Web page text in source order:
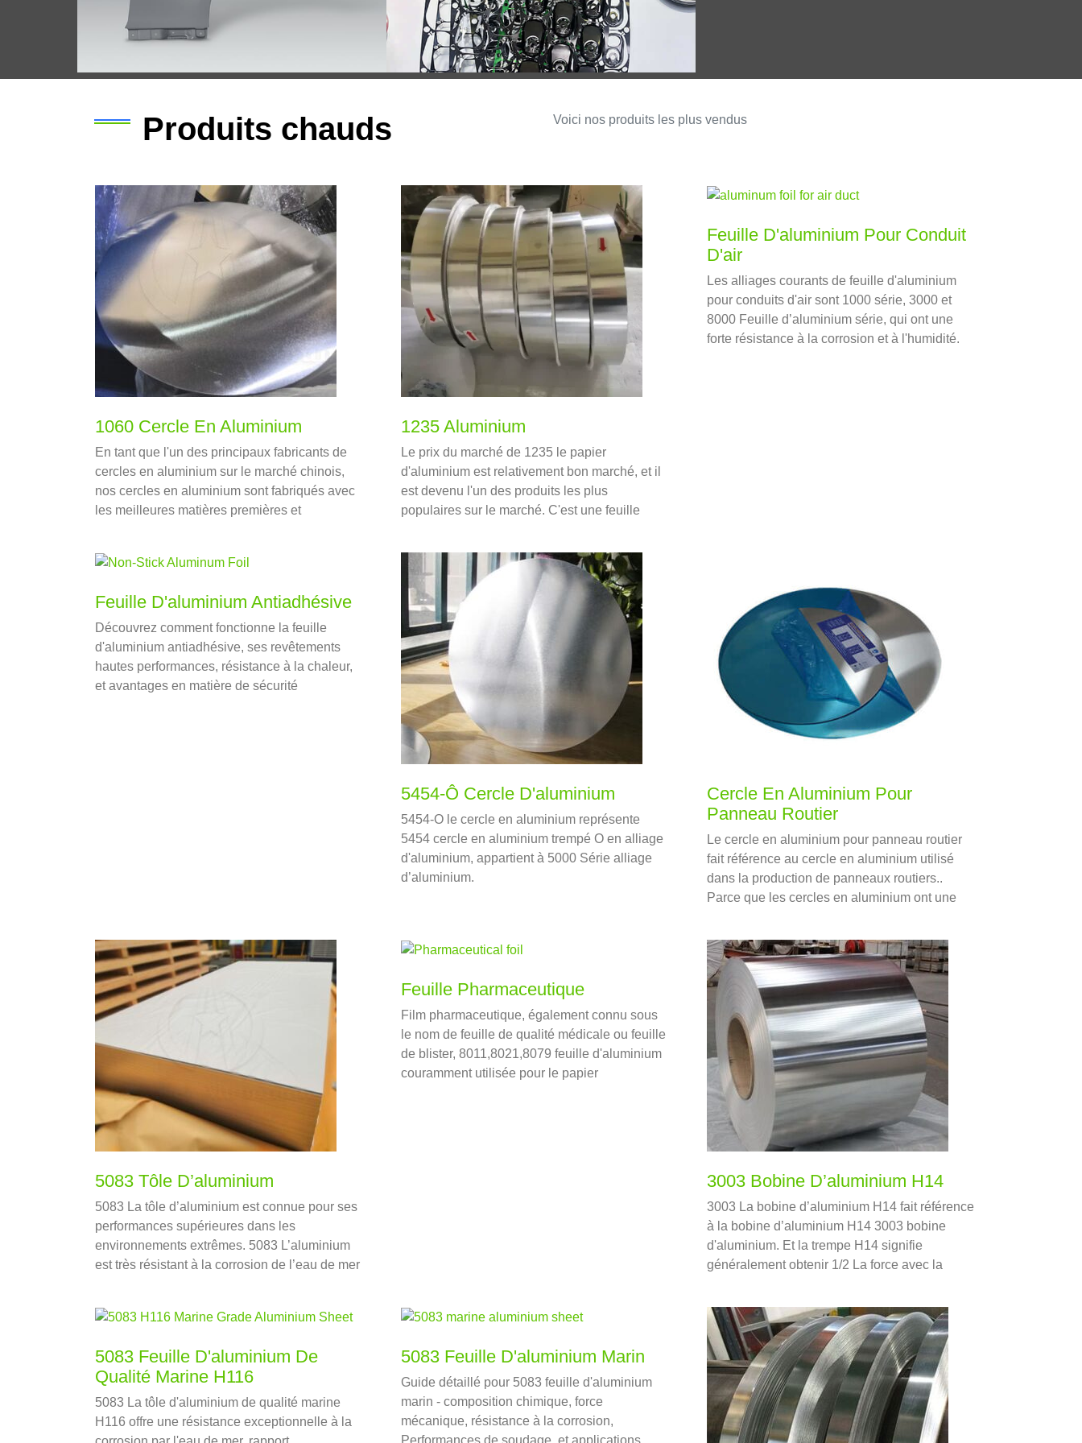
Produits chauds Voici nos produits les plus vendus
1060 Cercle En Aluminium
En tant que l'un des principaux fabricants de
cercles en aluminium sur le marché chinois,
nos cercles en aluminium sont fabriqués avec
les meilleures matières premières et
8000 série, avec une sortie de plus de 5000
1235 Aluminium
Le prix du marché de 1235 le papier
d'aluminium est relativement bon marché, et il
est devenu l'un des produits les plus
populaires sur le marché. C'est une feuille
utilisée comme feuille d'emballage alimentaire
flexible.
Feuille D'aluminium Pour Conduit
D'air
Les alliages courants de feuille d'aluminium
pour conduits d'air sont 1000 série, 3000 et
8000 Feuille d’aluminium série, qui ont une
forte résistance à la corrosion et à l'humidité.
Feuille D'aluminium Antiadhésive
Découvrez comment fonctionne la feuille
d'aluminium antiadhésive, ses revêtements
hautes performances, résistance à la chaleur,
et avantages en matière de sécurité
5454-Ô Cercle D'aluminium
5454-O le cercle en aluminium représente
5454 cercle en aluminium trempé O en alliage
d'aluminium, appartient à 5000 Série alliage
d’aluminium.
Cercle En Aluminium Pour
Panneau Routier
Le cercle en aluminium pour panneau routier
fait référence au cercle en aluminium utilisé
dans la production de panneaux routiers..
Parce que les cercles en aluminium ont une
intempéries, les cercles en aluminium
conviennent très bien à la production de
panneaux routiers.
5083 Tôle D’aluminium
5083 La tôle d’aluminium est connue pour ses
performances supérieures dans les
environnements extrêmes. 5083 L’aluminium
est très résistant à la corrosion de l’eau de mer
Feuille Pharmaceutique
Film pharmaceutique, également connu sous
le nom de feuille de qualité médicale ou feuille
de blister, 8011,8021,8079 feuille d'aluminium
couramment utilisée pour le papier
3003 Bobine D’aluminium H14
3003 La bobine d’aluminium H14 fait référence
à la bobine d’aluminium H14 3003 bobine
d'aluminium. Et la trempe H14 signifie
généralement obtenir 1/2 La force avec la
5083 Feuille D'aluminium De
Qualité Marine H116
5083 La tôle d'aluminium de qualité marine
H116 offre une résistance exceptionnelle à la
5083 Feuille D'aluminium Marin
Guide détaillé pour 5083 feuille d'aluminium
marin - composition chimique, force
mécanique, résistance à la corrosion,